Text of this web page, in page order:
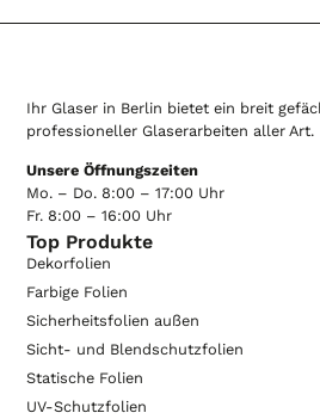
Ihr Glaser in Berlin bietet ein breit
professioneller Glaserarbeiten aller Art.
Unsere Öffnungszeiten
Mo. – Do. 8:00 – 17:00 Uhr
Fr. 8:00 – 16:00 Uhr
Top Produkte
Dekorfolien
Farbige Folien
Sicherheitsfolien außen
Sicht- und Blendschutzfolien
Statische Folien
UV-Schutzfolien